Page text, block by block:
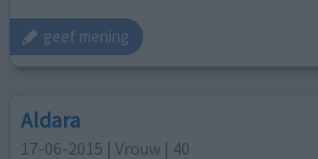
geef mening
Aldara
17-06-2015 | Vrouw | 40